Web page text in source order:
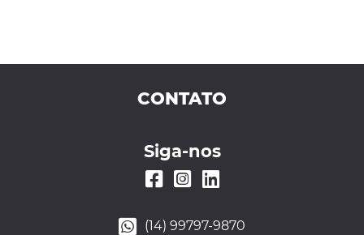
CONTATO
Siga-nos
(14) 99797-9870